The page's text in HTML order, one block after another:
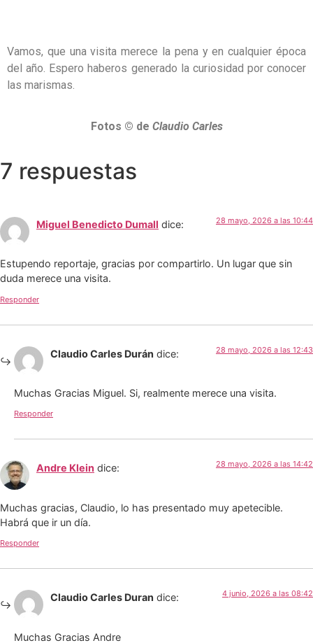
Vamos, que una visita merece la pena y en cualquier época
del año. Espero haberos generado la curiosidad por conocer
las marismas.
Fotos © de Claudio Carles
7 respuestas
Miguel Benedicto Dumall dice: 28 mayo, 2026 a las 10:44
Estupendo reportaje, gracias por compartirlo. Un lugar que sin
duda merece una visita.
Responder
Claudio Carles Durán dice: 28 mayo, 2026 a las 12:43
Muchas Gracias Miguel. Si, realmente merece una visita.
Responder
Andre Klein dice: 28 mayo, 2026 a las 14:42
Muchas gracias, Claudio, lo has presentado muy apetecible.
Habrá que ir un día.
Responder
Claudio Carles Duran dice: 4 junio, 2026 a las 08:42
Muchas Gracias Andre